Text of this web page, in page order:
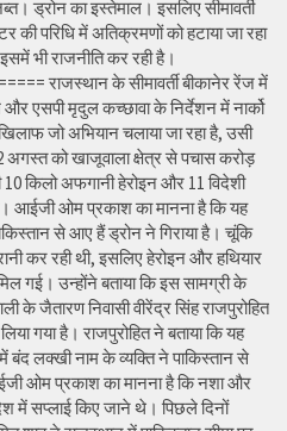
ड्रोन का इस्तेमाल। इसलिए सीमावर्ती
की परिधि में अतिक्रमणों को हटाया जा रहा
भी राजनीति कर रही है।
राजस्थान के सीमावर्ती बीकानेर रेंज में
एसपी मृदुल कच्छावा के निर्देशन में नार्को
जो अभियान चलाया जा रहा है, उसी
अगस्त को खाजूवाला क्षेत्र से पचास करोड़
10 किलो अफगानी हेरोइन और 11 विदेशी
आईजी ओम प्रकाश का मानना है कि यह
से आए हैं ड्रोन ने गिराया है। चूंकि
कर रही थी, इसलिए हेरोइन और हथियार
गई। उन्होंने बताया कि इस सामग्री के
के जैतारण निवासी वीरेंद्र सिंह राजपुरोहित
गया है। राजपुरोहित ने बताया कि यह
बंद लक्खी नाम के व्यक्ति ने पाकिस्तान से
ओम प्रकाश का मानना है कि नशा और
में सप्लाई किए जाने थे। पिछले दिनों